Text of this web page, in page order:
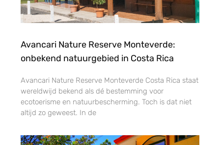
Avancari Nature Reserve Monteverde:
onbekend natuurgebied in Costa Rica
Avancari Nature Reserve Monteverde Costa Rica staat
wereldwijd bekend als dé bestemming voor
ecotoerisme en natuurbescherming. Toch is dat niet
altijd zo geweest. In de